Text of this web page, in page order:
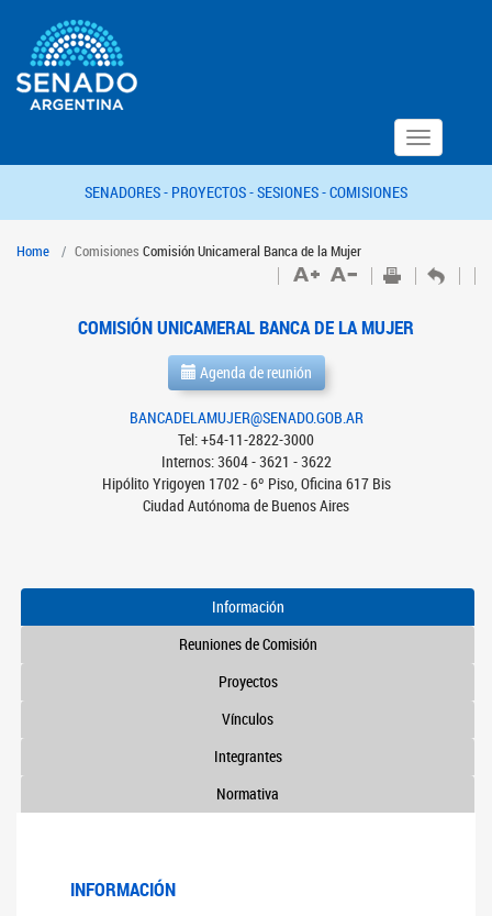
Toggle
navigation
SENADORES - PROYECTOS -SESIONES -COMISIONES
Home Comisiones Comisión Unicameral Banca de la Mujer
COMISIÓN UNICAMERAL BANCA DE LA MUJER
Agenda de reunión
BANCADELAMUJER@SENADO.GOB.AR
Tel: +54-11-2822-3000
Internos: 3604 - 3621 - 3622
Hipólito Yrigoyen 1702 - 6º Piso, Oficina 617 Bis
Ciudad Autónoma de Buenos Aires
Información
Reuniones de Comisión
Proyectos
Vínculos
Integrantes
Normativa
INFORMACIÓN